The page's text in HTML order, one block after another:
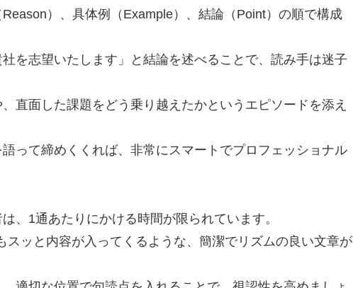
）、具体例（Example）、結論（Point）の順で構成
を志望いたします」と結論を述べることで、読み手は迷子
直面した課題をどう乗り越えたかというエピソードを添え
って締めくくれば、非常にスマートでプロフェッショナル
、1通あたりにかける時間が限られています。
スッと内容が入ってくるような、簡潔でリズムの良い文章が